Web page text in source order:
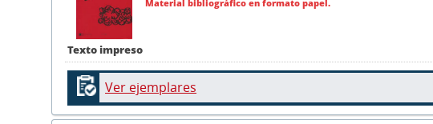
Texto impreso
Material bibliográfico en formato papel.
Ver ejemplares